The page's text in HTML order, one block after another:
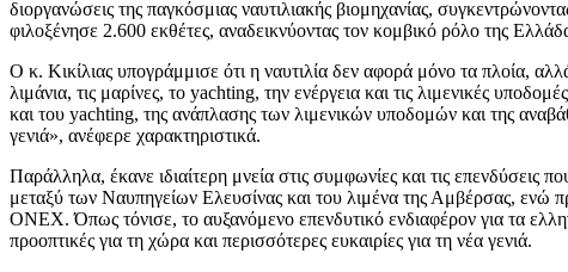
διοργανώσεις της παγκόσμιας ναυτιλιακής βιομηχανίας,
φιλοξένησε 2.600 εκθέτες, αναδεικνύοντας τον κομβικό ρόλο της
Ο κ. Κικίλιας υπογράμμισε ότι η ναυτιλία δεν αφορά μόνο τα πλοία,
λιμάνια, τις μαρίνες, το yachting, την ενέργεια και τις λιμενικές
και του yachting, της ανάπλασης των λιμενικών υποδομών και της
γενιά», ανέφερε χαρακτηριστικά.
Παράλληλα, έκανε ιδιαίτερη μνεία στις συμφωνίες και τις
μεταξύ των Ναυπηγείων Ελευσίνας και του λιμένα της Αμβέρσας, ενώ
ONEX. Όπως τόνισε, το αυξανόμενο επενδυτικό ενδιαφέρον για τα
προοπτικές για τη χώρα και περισσότερες ευκαιρίες για τη νέα γενιά.